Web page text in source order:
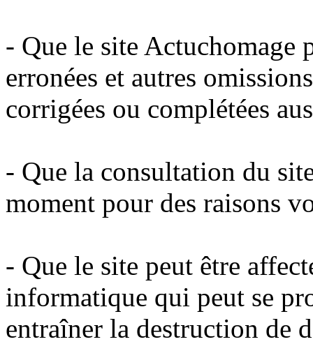
- Que le site Actuchomage
erronées et autres
corrigées ou complétées
- Que la consultation du
moment pour des raisons
- Que le site peut être
informatique qui peut se
entraîner la destruction de